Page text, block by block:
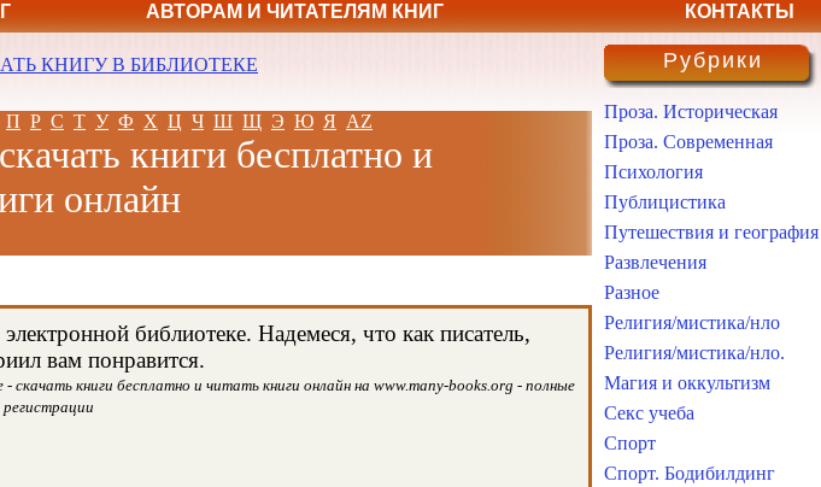
АВТОРАМ И ЧИТАТЕЛЯМ КНИГ КОНТАКТЫ
КНИГУ В БИБЛИОТЕКЕ
П Р С Т У Ф Х Ц Ч Ш Щ Э Ю Я AZ
книги бесплатно и
онлайн
библиотеке. Надемеся, что как писатель,
вам понравится.
книги бесплатно и читать книги онлайн на www.many-books.org - полные
регистрации
Рубрики
Проза. Историческая
Проза. Современная
Психология
Публицистика
Путешествия и география
Развлечения
Разное
Религия/мистика/нло
Религия/мистика/нло.
Магия и оккультизм
Секс учеба
Спорт
Спорт. Бодибилдинг